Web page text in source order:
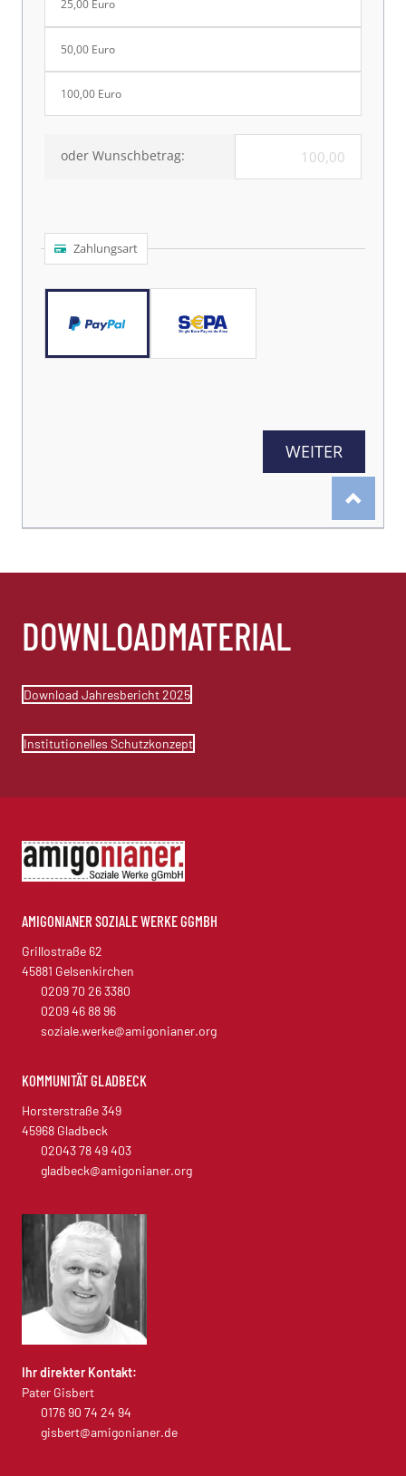
DOWNLOADMATERIAL
Download Jahresbericht 2025
Institutionelles Schutzkonzept
AMIGONIANER SOZIALE WERKE GGMBH
Grillostraße 62
45881 Gelsenkirchen
0209 70 26 3380
0209 46 88 96
soziale.werke@amigonianer.org
KOMMUNITÄT GLADBECK
Horsterstraße 349
45968 Gladbeck
02043 78 49 403
gladbeck@amigonianer.org
Ihr direkter Kontakt:
Pater Gisbert
0176 90 74 24 94
gisbert@amigonianer.de